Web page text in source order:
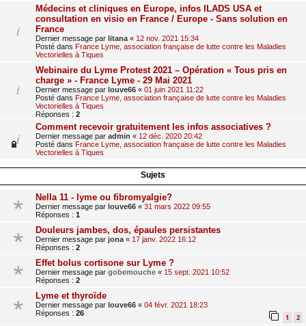
Médecins et cliniques en Europe, infos ILADS USA et
consultation en visio en France / Europe - Sans solution en
France
Dernier message par litana « 12 nov. 2021 15:34
Posté dans France Lyme, association française de lutte contre les Maladies
Vectorielles à Tiques
Webinaire du Lyme Protest 2021 – Opération « Tous pris en
charge » - France Lyme - 29 Mai 2021
Dernier message par louve66 « 01 juin 2021 11:22
Posté dans France Lyme, association française de lutte contre les Maladies
Vectorielles à Tiques
Réponses : 2
Comment recevoir gratuitement les infos associatives ?
Dernier message par admin « 12 déc. 2020 20:42
Posté dans France Lyme, association française de lutte contre les Maladies
Vectorielles à Tiques
Sujets
Nella 11 - lyme ou fibromyalgie?
Dernier message par louve66 « 31 mars 2022 09:55
Réponses : 1
Douleurs jambes, dos, épaules persistantes
Dernier message par jona « 17 janv. 2022 16:12
Réponses : 2
Effet bolus cortisone sur Lyme ?
Dernier message par gobemouche « 15 sept. 2021 10:52
Réponses : 2
Lyme et thyroïde
Dernier message par louve66 « 04 févr. 2021 18:23
Réponses : 26 1 2